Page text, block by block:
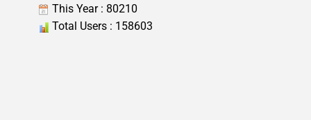
This Year : 80210
Total Users : 158603